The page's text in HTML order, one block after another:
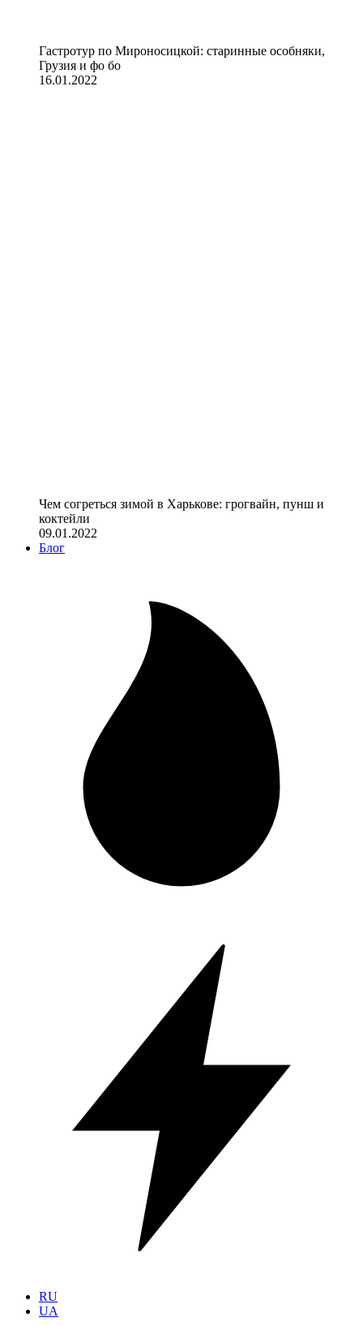
Гастротур по Мироносицкой: старинные особняки,
Грузия и фо бо
16.01.2022
Чем согреться зимой в Харькове: грогвайн, пунш и
коктейли
09.01.2022
Блог
RU
UA